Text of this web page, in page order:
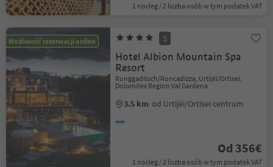
1 nocleg / 2 liczba osób w tym podatek VAT
Możliwość rezerwacji online S
Hotel Albion Mountain Spa
Resort
Runggaditsch/Roncadizza, Urtijëi/Ortisei,
Dolomites Region Val Gardena
3.5 km od Urtijëi/Ortisei centrum
Od 356€
1 nocleg / 2 liczba osób w tym podatek VAT